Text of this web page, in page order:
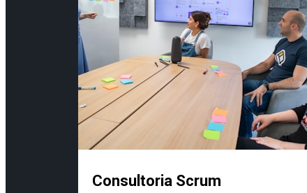
Consultoria Scrum